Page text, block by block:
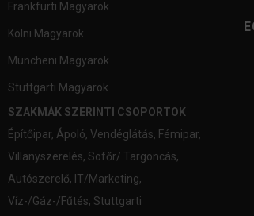
Frankfurti Magyarok
Kölni Magyarok
Müncheni Magyarok
Stuttgarti Magyarok
SZAKMÁK SZERINTI CSOPORTOK
Építőipar, Ápoló, Vendéglátás, Fémipar,
Villanyszerelés, Sofőr/ Targoncás,
Autószerelő, IT/Marketing,
Víz-/Gáz-/Fűtés, Stuttgarti